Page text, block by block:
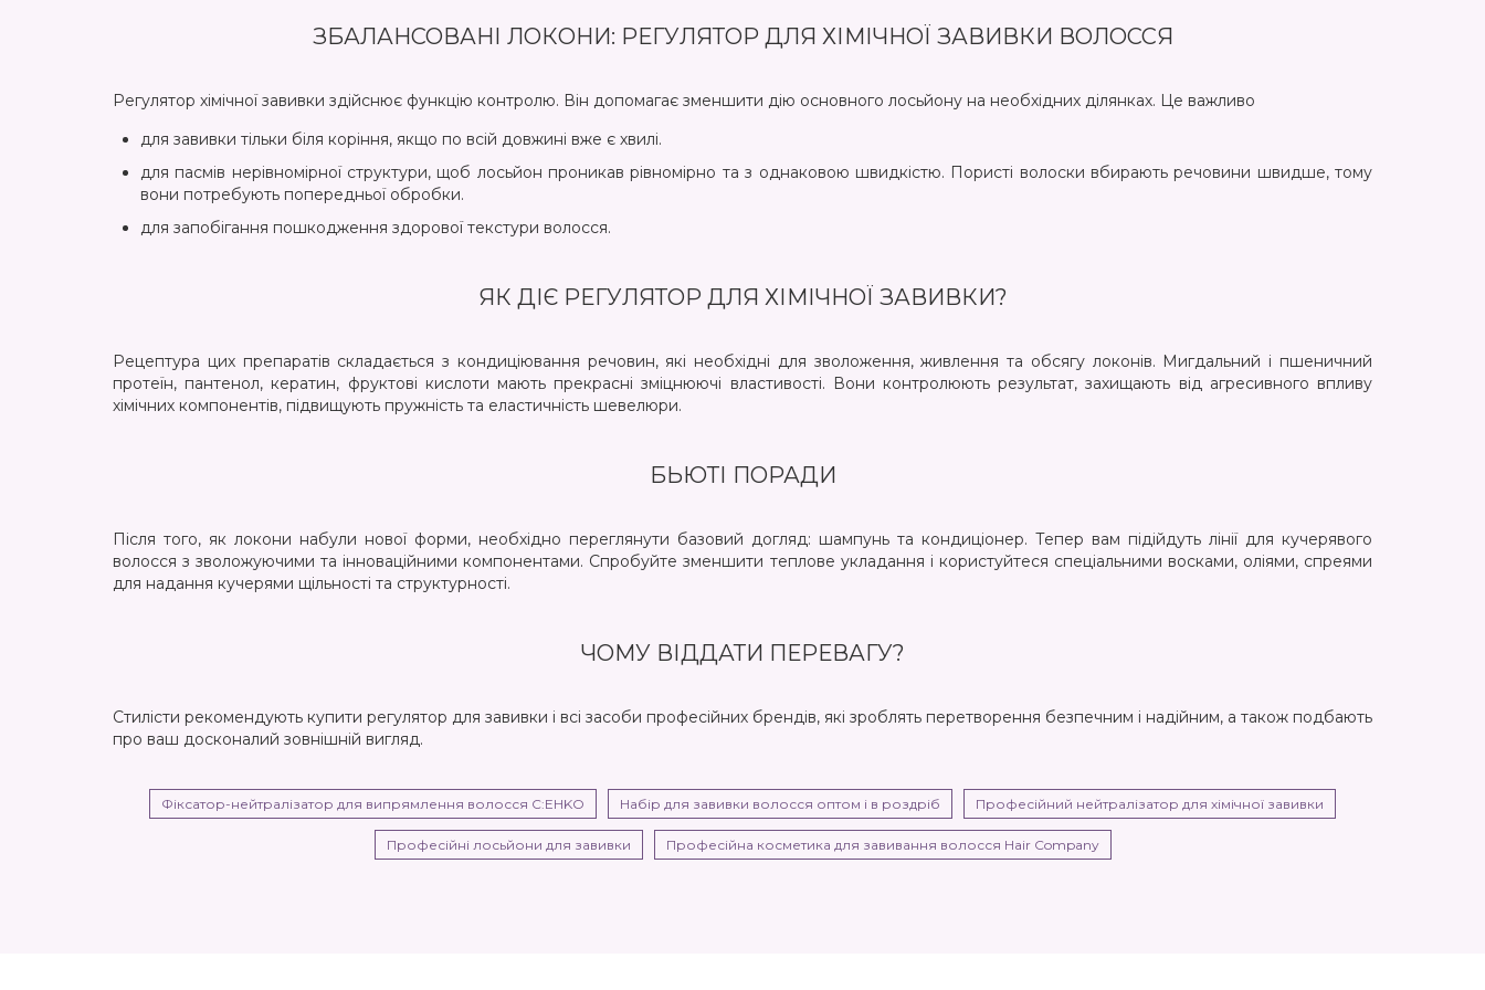
ЗБАЛАНСОВАНІ ЛОКОНИ: РЕГУЛЯТОР ДЛЯ ХІМІЧНОЇ ЗАВИВКИ ВОЛОССЯ
Регулятор хімічної завивки здійснює функцію контролю. Він допомагає зменшити дію основного лосьйону на необхідних ділянках. Це важливо
для завивки тільки біля коріння, якщо по всій довжині вже є хвилі.
для пасмів нерівномірної структури, щоб лосьйон проникав рівномірно та з однаковою швидкістю. Пористі волоски вбирають речовини швидше, тому
вони потребують попередньої обробки.
для запобігання пошкодження здорової текстури волосся.
ЯК ДІЄ РЕГУЛЯТОР ДЛЯ ХІМІЧНОЇ ЗАВИВКИ?
Рецептура цих препаратів складається з кондиціювання речовин, які необхідні для зволоження, живлення та обсягу локонів. Мигдальний і пшеничний
протеїн, пантенол, кератин, фруктові кислоти мають прекрасні зміцнюючі властивості. Вони контролюють результат, захищають від агресивного впливу
хімічних компонентів, підвищують пружність та еластичність шевелюри.
БЬЮТІ ПОРАДИ
Після того, як локони набули нової форми, необхідно переглянути базовий догляд: шампунь та кондиціонер. Тепер вам підійдуть лінії для кучерявого
волосся з зволожуючими та інноваційними компонентами. Спробуйте зменшити теплове укладання і користуйтеся спеціальними восками, оліями, спреями
для надання кучерями щільності та структурності.
ЧОМУ ВІДДАТИ ПЕРЕВАГУ?
Стилісти рекомендують купити регулятор для завивки і всі засоби професійних брендів, які зроблять перетворення безпечним і надійним, а також подбають
про ваш досконалий зовнішній вигляд.
Фіксатор-нейтралізатор для випрямлення волосся C:EHKO Набір для завивки волосся оптом і в роздріб Професійний нейтралізатор для хімічної завивки
Професійні лосьйони для завивки Професійна косметика для завивання волосся Hair Company